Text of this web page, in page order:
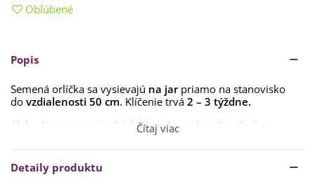
Obľúbené
Popis
Semená orlíčka sa vysievajú na jarpriamo na stanovisko
do vzdialenosti 50 cm. Klíčenie trvá 2 – 3 týždne.
Ak budete vysievať orlíček až na konci leta či začiatkom
jesene, krásne vykvitne nasledujúci rok.
Stanovisko by malo byť skôr v
Čítaj viac
Detaily produktu